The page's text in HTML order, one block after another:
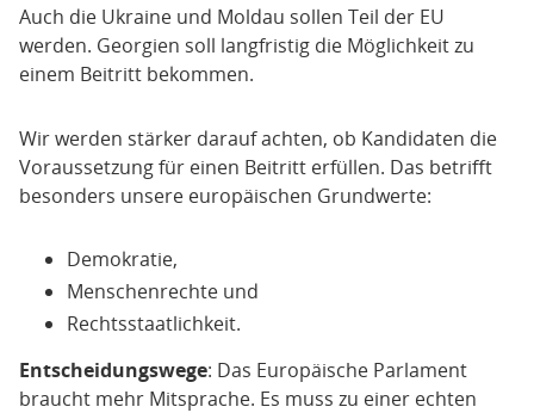
Auch die Ukraine und Moldau sollen Teil der EU
werden. Georgien soll langfristig die Möglichkeit zu
einem Beitritt bekommen.
Wir werden stärker darauf achten, ob Kandidaten die
Voraussetzung für einen Beitritt erfüllen. Das betrifft
besonders unsere europäischen Grundwerte:
Demokratie,
Menschenrechte und
Rechtsstaatlichkeit.
Entscheidungswege: Das Europäische Parlament
braucht mehr Mitsprache. Es muss zu einer echten